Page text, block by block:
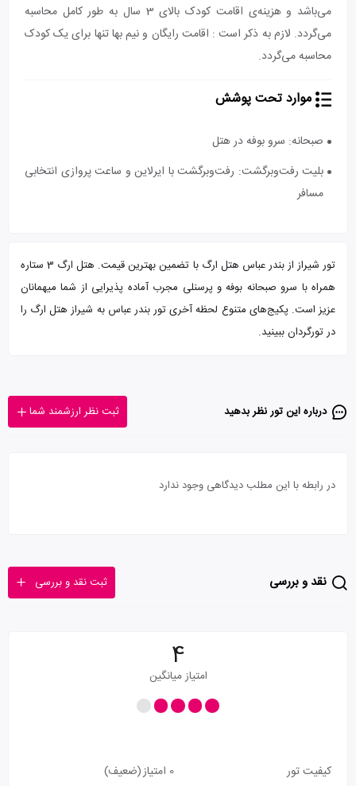
می‌باشد و هزینه‌ی اقامت کودک بالای 3 سال به طور کامل محاسبه
می‌گردد. لازم به ذکر است : اقامت رایگان و نیم بها تنها برای یک کودک
محاسبه می‌گردد.
موارد تحت پوشش
صبحانه: سرو بوفه در هتل
بلیت رفت‌و‌برگشت: رفت‌و‌برگشت با ایرلاین و ساعت پروازی انتخابی
مسافر
تور شیراز از بندر عباس هتل ارگ با تضمین بهترین قیمت. هتل ارگ 3 ستاره
همراه با سرو صبحانه بوفه و پرسنلی مجرب آماده پذیرایی از شما میهمانان
عزیز است. پکیج‌های متنوع لحظه آخری تور بندر عباس به شیراز هتل ارگ را
در تورگردان ببینید.
درباره این تور‌ نظر بدهید ثبت نظر ارزشمند شما
در رابطه با این مطلب دیدگاهی وجود ندارد
نقد و بررسی ثبت نقد و بررسی
4
امتیاز میانگین
کیفیت تور 0 امتیاز
(ضعیف)